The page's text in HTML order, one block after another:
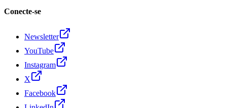
Conecte-se
Newsletter
YouTube
Instagram
X
Facebook